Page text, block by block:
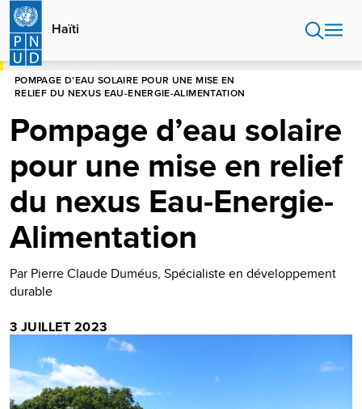
Aller
contenu
principal
Haïti
HOME
POMPAGE D’EAU SOLAIRE POUR UNE MISE EN
RELIEF DU NEXUS EAU-ENERGIE-ALIMENTATION
Pompage d’eau solaire
pour une mise en relief
du nexus Eau-Energie-
Alimentation
Par Pierre Claude Duméus, Spécialiste en développement
durable
3 JUILLET 2023